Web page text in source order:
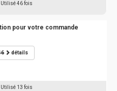
| Utilisé 46 fois
pour votre commande
détails
| Utilisé 13 fois